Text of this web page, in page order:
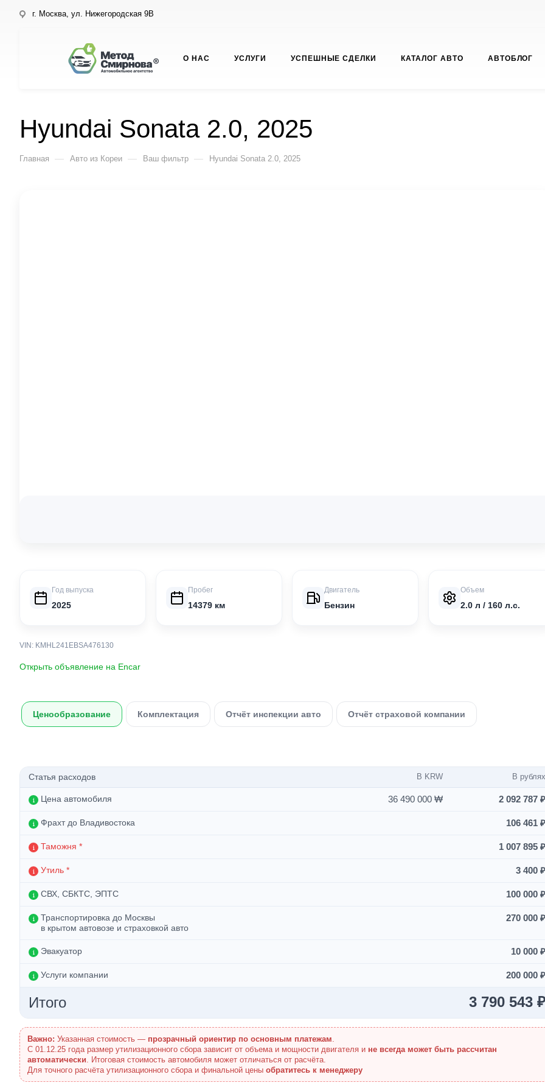
г. Москва, ул. Нижегородская 9В
О НАС УСЛУГИ УСПЕШНЫЕ СДЕЛКИ КАТАЛОГ АВТО АВТОБЛОГ
Hyundai Sonata 2.0, 2025
Главная — Авто из Кореи — Ваш фильтр — Hyundai Sonata 2.0, 2025
Год выпуска
2025
Пробег
14379 км
Двигатель
Бензин
Объем
2.0 л / 160 л.с.
VIN: KMHL241EBSA476130
Открыть объявление на Encar
Ценообразование Комплектация Отчёт инспекции авто Отчёт страховой компании
Статья расходов В KRW В рублях
Цена автомобиля 36 490 000 ₩ 2 092 787 ₽
Фрахт до Владивостока 106 461 ₽
Таможня * 1 007 895 ₽
Утиль * 3 400 ₽
СВХ, СБКТС, ЭПТС 100 000 ₽
Транспортировка до Москвы
в крытом автовозе и страховкой авто
270 000 ₽
Эвакуатор 10 000 ₽
Услуги компании 200 000 ₽
Итого 3 790 543 ₽
Важно: Указанная стоимость — прозрачный ориентир по основным платежам.
С 01.12.25 года размер утилизационного сбора зависит от объема и мощности двигателя и не всегда может быть рассчитан
автоматически. Итоговая стоимость автомобиля может отличаться от расчёта.
Для точного расчёта утилизационного сбора и финальной цены обратитесь к менеджеру